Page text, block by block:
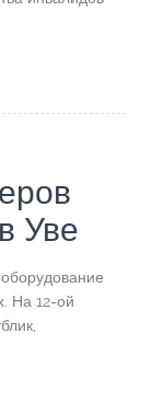
Уве
На 12-ой